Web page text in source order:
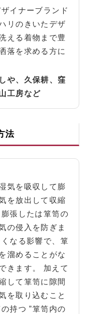
イナーブランド
リのきいたデザ
える着物まで豊
落を求める方に
や、久保耕、窪
工房など
法
気を吸収して膨
を放出して収縮
張したは箪笥の
の侵入を防ぎま
なる影響で、箪
溜めることがな
きます。 加えて
して箪笥に隙間
を取り込むこと
持つ ”箪笥内の